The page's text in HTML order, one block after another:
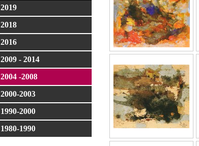
2019
2018
2016
2009 - 2014
2004 -2008
2000-2003
1990-2000
1980-1990